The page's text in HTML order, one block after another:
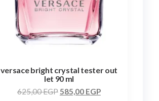
versace bright crystal tester out
let 90 ml
625,00EGP585,00 EGP